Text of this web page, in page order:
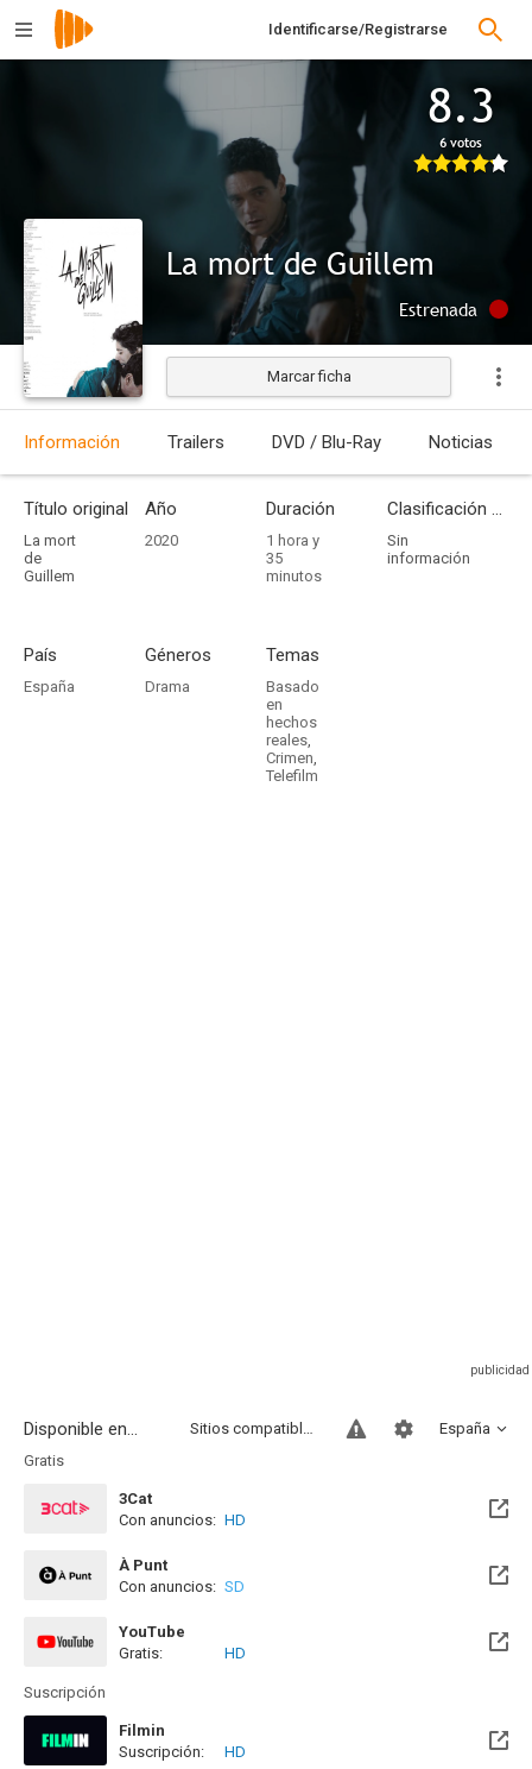
Identificarse/Registrarse
8.3
6 votos
La mort de Guillem
Estrenada
Marcar ficha
Información Trailers DVD / Blu-Ray Noticias
Título original
La mort
de
Guillem
Año
2020
Duración
1 hora y
35
minutos
Clasificación por edades
Sin
información
País
España
Géneros
Drama
Temas
Basado
en
hechos
reales,
Crimen,
Telefilm
Disponible en... España
Sitios compatibles
Gratis
3Cat
Con anuncios: HD
À Punt
Con anuncios: SD
YouTube
Gratis:
HD
Suscripción
Filmin
Disponible hasta el Mié, 27 Ene 2027 (Quedan 5 meses)
Suscripción: HD